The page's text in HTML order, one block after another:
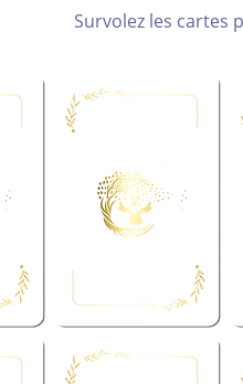
Survolez les cartes